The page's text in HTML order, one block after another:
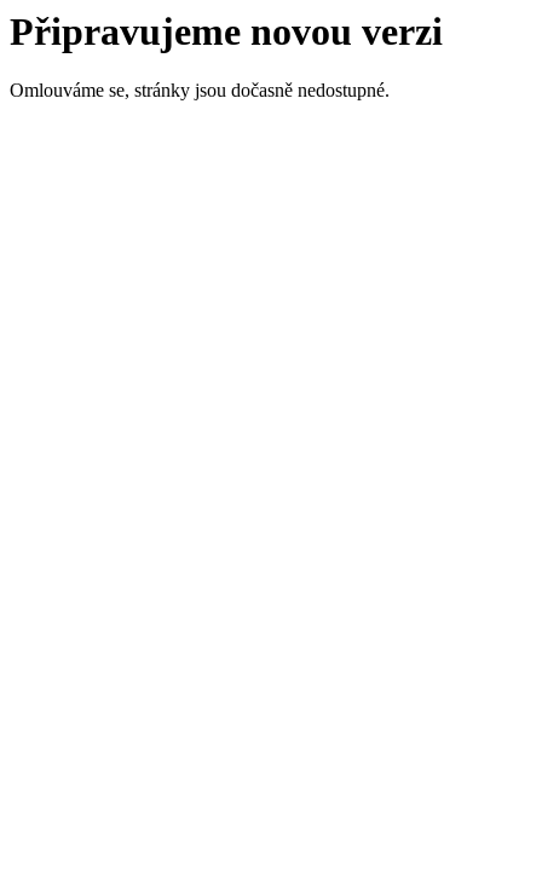
Připravujeme novou verzi
Omlouváme se, stránky jsou dočasně nedostupné.